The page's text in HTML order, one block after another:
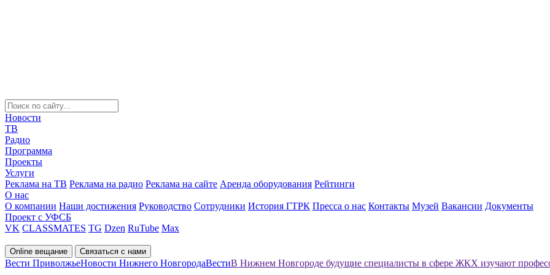
Новости
ТВ
Радио
Программа
Проекты
Услуги
Реклама на ТВ Реклама на радио Реклама на сайте Аренда оборудования Рейтинги
О нас
О компании Наши достижения Руководство Сотрудники История ГТРК Пресса о нас Контакты Музей Вакансии Документы
Проект с УФСБ
VK CLASSMATES TG Dzen RuTube Max
Online вещание Связаться с нами
Вести ПриволжьеНовости Нижнего НовгородаВестиВ Нижнем Новгороде будущие специалисты в сфере ЖКХ изучают